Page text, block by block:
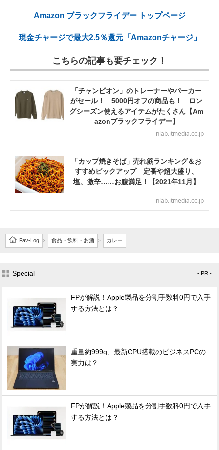
Amazon ブラックフライデー トップページ
現金チャージで最大2.5％還元「Amazonチャージ」
こちらの記事も要チェック！
「チャンピオン」のトレーナーやパーカー
がセール！ 5000円オフの商品も！ ロン
グシーズン使えるアイテムがたくさん【Am
azonブラックフライデー】
nlab.itmedia.co.jp
「カップ焼きそば」売れ筋ランキング＆お
すすめピックアップ 定番や超大盛り、
塩、激辛……お腹満足！【2021年11月】
nlab.itmedia.co.jp
Fav-Log > 食品・飲料・お酒 > カレー
Special - PR -
FPが解説！Apple製品を分割手数料0円で入手
する方法とは？
重量約999g、最新CPU搭載のビジネスPCの
実力は？
FPが解説！Apple製品を分割手数料0円で入手
する方法とは？